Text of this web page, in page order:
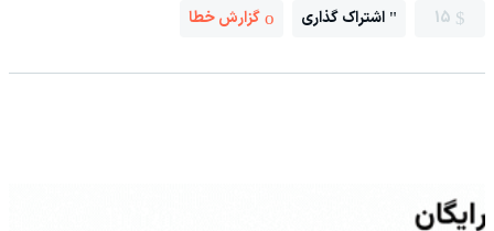
15 اشتراک گذاری گزارش خطا